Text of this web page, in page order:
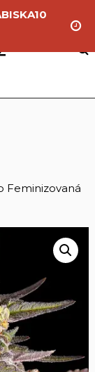
Feminizovaná